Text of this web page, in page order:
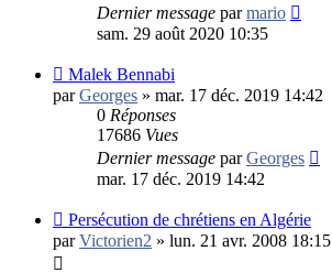
Dernier message parmario
sam. 29 août 2020 10:35
Malek Bennabi
parGeorges » mar. 17 déc. 2019 14:42
0 Réponses
17686 Vues
Dernier message parGeorges
mar. 17 déc. 2019 14:42
Persécution de chrétiens en Algérie
parVictorien2 » lun. 21 avr. 2008 18:15